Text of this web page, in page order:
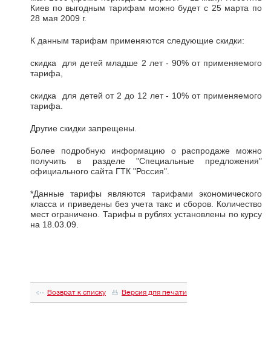
Киев по выгодным тарифам можно будет с 25 марта по
28 мая 2009 г.
К данным тарифам применяются следующие скидки:
скидка для детей младше 2 лет - 90% от применяемого
тарифа,
скидка для детей от 2 до 12 лет - 10% от применяемого
тарифа.
Другие скидки запрещены.
Более подробную информацию о распродаже можно
получить в разделе "Специальные предложения"
официального сайта ГТК "Россия".
*Данные тарифы являются тарифами экономического
класса и приведены без учета такс и сборов. Количество
мест ограничено. Тарифы в рублях установлены по курсу
на 18.03.09.
Возврат к списку Версия для печати